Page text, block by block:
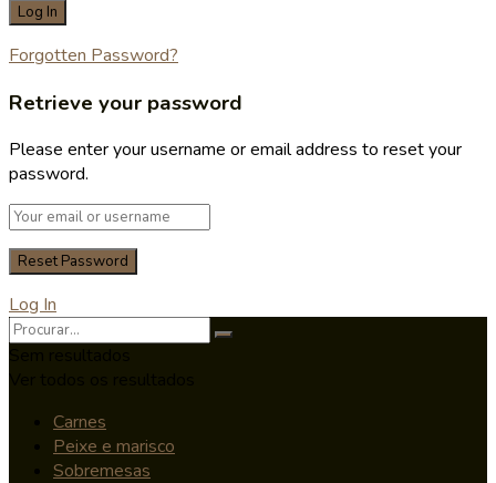
Forgotten Password?
Retrieve your password
Please enter your username or email address to reset your
password.
Log In
Carnes
Peixe e marisco
Sobremesas